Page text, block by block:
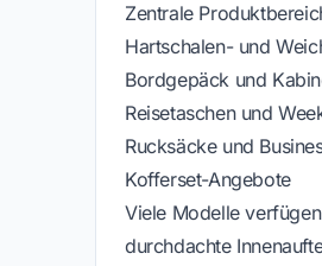
Zentrale
Hartschalen- und
Bordgepäck und
Reisetaschen und
Rucksäcke und
Kofferset-Angebote
Viele Modelle
durchdachte